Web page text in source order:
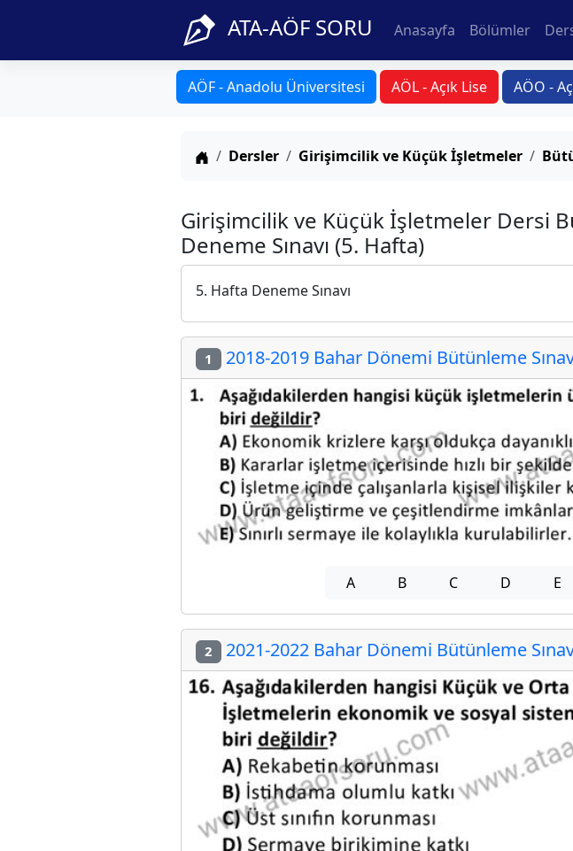
ATA-AÖF SORU Anasayfa Bölümler
AÖF - Anadolu Üniversitesi AÖL - Açık Lise AÖO -
Anasayfa
Dersler Girişimcilik ve Küçük İşletmeler
Girişimcilik ve Küçük İşletmeler Dersi
Deneme Sınavı (5. Hafta)
5. Hafta Deneme Sınavı
1 2018-2019 Bahar Dönemi Bütünleme
A B C D E
2 2021-2022 Bahar Dönemi Bütünleme